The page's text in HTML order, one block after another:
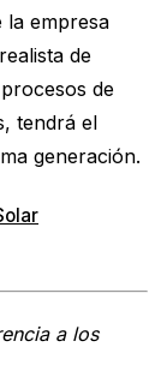
la empresa
de
de
tendrá el
generación.
a los